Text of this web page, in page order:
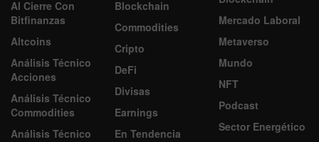
Al Cierre Con
Bitfinanzas
Altcoins
Análisis Técnico
Acciones
Análisis Técnico
Commodities
Análisis Técnico
Blockchain
Commodities
Cripto
DeFi
Divisas
Earnings
En Tendencia
Mercado Laboral
Metaverso
Mundo
NFT
Podcast
Sector Energético